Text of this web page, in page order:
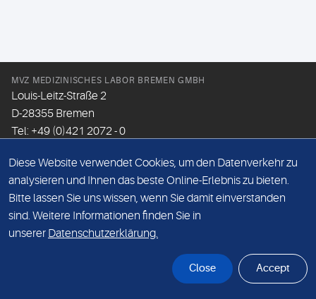
MVZ MEDIZINISCHES LABOR BREMEN GMBH
Louis-Leitz-Straße 2
D-28355 Bremen
Tel: +49 (0)421 2072 - 0
Email:info@mlhb.de
DATENSCHUTZ
IMPRESSUM
Diese Website verwendet Cookies, um den Datenverkehr zu
analysieren und Ihnen das beste Online-Erlebnis zu bieten.
Bitte lassen Sie uns wissen, wenn Sie damit einverstanden
sind. Weitere Informationen finden Sie in
unserer Datenschutzerklärung.
Close Accept